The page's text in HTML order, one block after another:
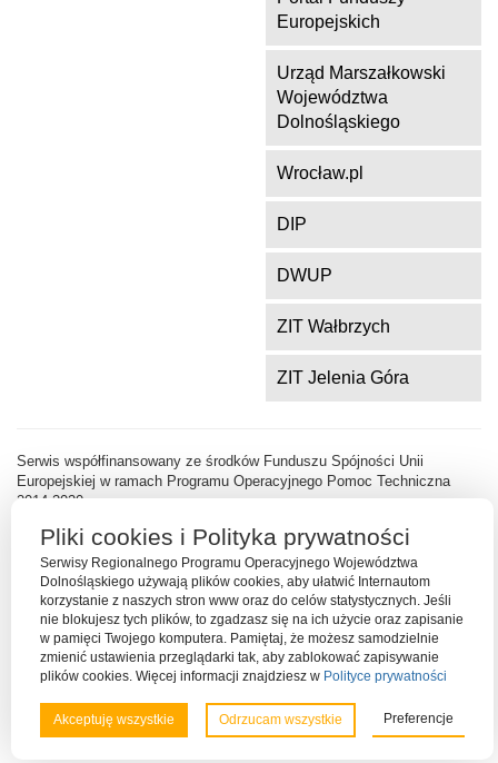
Europejskich
Urząd Marszałkowski
Województwa
Dolnośląskiego
Wrocław.pl
DIP
DWUP
ZIT Wałbrzych
ZIT Jelenia Góra
Serwis współfinansowany ze środków Funduszu Spójności Unii
Europejskiej w ramach Programu Operacyjnego Pomoc Techniczna
2014-2020
Pliki cookies i Polityka prywatności
Serwisy Regionalnego Programu Operacyjnego Województwa
Dolnośląskiego używają plików cookies, aby ułatwić Internautom
korzystanie z naszych stron www oraz do celów statystycznych. Jeśli
nie blokujesz tych plików, to zgadzasz się na ich użycie oraz zapisanie
w pamięci Twojego komputera. Pamiętaj, że możesz samodzielnie
zmienić ustawienia przeglądarki tak, aby zablokować zapisywanie
plików cookies. Więcej informacji znajdziesz w Polityce prywatności
Akceptuję wszystkie Odrzucam wszystkie Preferencje